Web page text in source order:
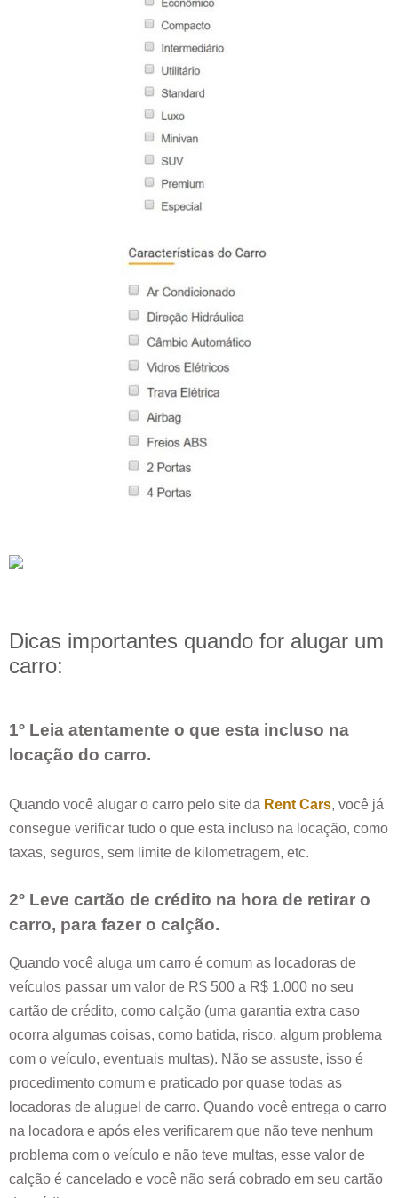
Dicas importantes quando for alugar um
carro:
1º Leia atentamente o que esta incluso na
locação do carro.
Quando você alugar o carro pelo site da Rent Cars, você já
consegue verificar tudo o que esta incluso na locação, como
taxas, seguros, sem limite de kilometragem, etc.
2º Leve cartão de crédito na hora de retirar o
carro, para fazer o calção.
Quando você aluga um carro é comum as locadoras de
veículos passar um valor de R$ 500 a R$ 1.000 no seu
cartão de crédito, como calção (uma garantia extra caso
ocorra algumas coisas, como batida, risco, algum problema
com o veículo, eventuais multas). Não se assuste, isso é
procedimento comum e praticado por quase todas as
locadoras de aluguel de carro. Quando você entrega o carro
na locadora e após eles verificarem que não teve nenhum
problema com o veículo e não teve multas, esse valor de
calção é cancelado e você não será cobrado em seu cartão